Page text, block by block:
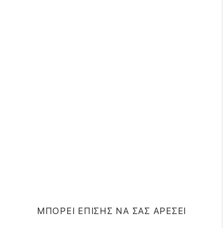
ΜΠΟΡΕΙ ΕΠΙΣΗΣ ΝΑ ΣΑΣ ΑΡΕΣΕΙ